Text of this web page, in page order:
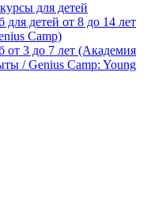
для детей
детей от 8 до 14 лет
Camp)
от 3 до 7 лет (Академия
/ Genius Camp: Young